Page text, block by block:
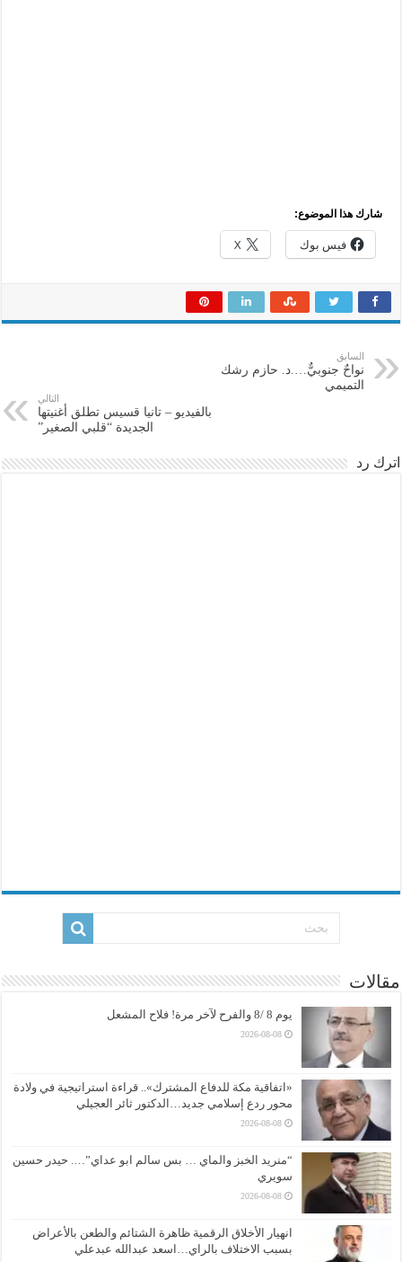
شارك هذا الموضوع:
فيس بوك X
السابق
نواحٌ جنوبيٌّ….د. حازم رشك
التميمي
التالي
بالفيديو – تانيا قسيس تطلق أغنيتها
الجديدة “قلبي الصغير”
اترك رد
مقالات
يوم 8 /8 والفرح لآخر مرة! فلاح المشعل
2026-08-08
«اتفاقية مكة للدفاع المشترك».. قراءة استراتيجية في ولادة
محور ردع إسلامي جديد…الدكتور ثائر العجيلي
2026-08-08
“منريد الخبز والماي … بس سالم ابو عداي”…. حيدر حسين
سويري
2026-08-08
انهيار الأخلاق الرقمية ظاهرة الشتائم والطعن بالأعراض
بسبب الاختلاف بالراي…اسعد عبدالله عبدعلي